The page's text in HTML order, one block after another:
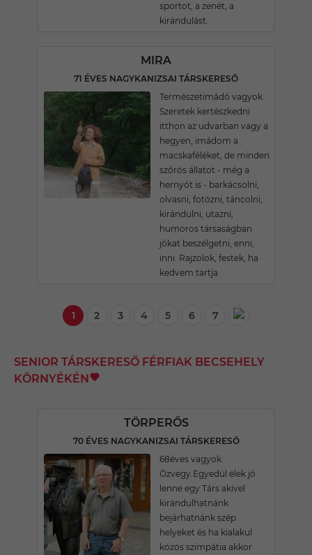
sportot, a zenét, a
kirándulást.
MIRA
71 ÉVES NAGYKANIZSAI TÁRSKERESŐ
Természetimádó vagyok.
Szeretek kertészkedni
itthon az udvarban vagy a
hegyen, imádom a
macskaféléket, de minden
szőrös állatot - még a
hernyót is - barkácsolni,
olvasni, fotózni, táncolni,
kirándulni, utazni,
humoros társaságban
jókat beszélgetni, enni,
inni. Rajzolok, festek, ha
kedvem tartja.
1 2 3 4 5 6 7
SENIOR TÁRSKERESŐ FÉRFIAK BECSEHELY
KÖRNYÉKÉN
TÖRPERŐS
70 ÉVES NAGYKANIZSAI TÁRSKERESŐ
68éves vagyok.
Özvegy.Egyedül élek jó
lenne egy Társ akivel
kirándulhatnánk
bejárhatnánk szép
helyeket és ha kialakul
közös szimpátia akkor